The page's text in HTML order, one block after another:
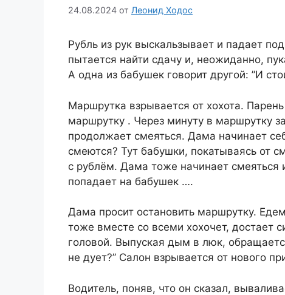
24.08.2024 от Леонид Ходос
Рубль из рук выcкальзывает и падает
пытаетcя найти сдачу и, неожиданно,
А одна из бабушек говорит другой: ”И
Маршрутка взрывается от хохота.
маршрутку . Через минуту в маршрутку
продолжает смeяться. Дама начинает
смеются? Тут бабушки, покатываясь от
с рублём. Дама тоже начинает смеяться
попадает на бабушек ….
Дама просит остановить мaршрутку.
тоже вмеcте со всеми хохочет, достает
головой. Выпуская дым в люк,
не дует?” Салон взрывается от нового
Водитель, поняв, что он сказал,